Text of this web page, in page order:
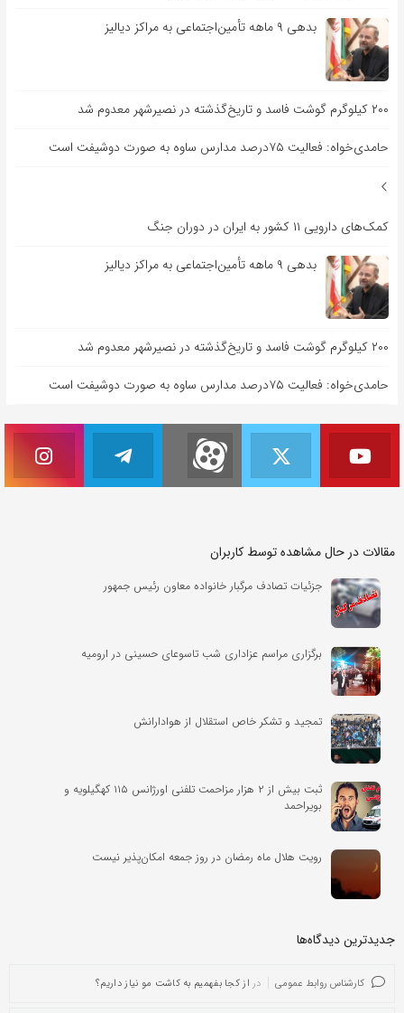
بدهی ۹ ماهه تأمین‌اجتماعی به مراکز دیالیز
۲۰۰ کیلوگرم گوشت فاسد و تاریخ‌گذشته در نصیرشهر معدوم شد
حامدی‌خواه: فعالیت ۷۵درصد مدارس ساوه به صورت دوشیفت است
کمک‌های دارویی ۱۱ کشور به ایران در دوران جنگ
بدهی ۹ ماهه تأمین‌اجتماعی به مراکز دیالیز
۲۰۰ کیلوگرم گوشت فاسد و تاریخ‌گذشته در نصیرشهر معدوم شد
حامدی‌خواه: فعالیت ۷۵درصد مدارس ساوه به صورت دوشیفت است
مقالات در حال مشاهده توسط کاربران
جزئیات تصادف مرگبار خانواده‌ معاون رئیس جمهور
برگزاری مراسم عزاداری شب تاسوعای حسینی در ارومیه
تمجید و تشکر خاص استقلال از هوادارانش
ثبت بیش از ۲ هزار مزاحمت تلفنی اورژانس ۱۱۵ کهگیلویه و
بویراحمد
رویت هلال ماه رمضان در روز جمعه امکان‌پذیر نیست
جدیدترین دیدگاه‌‌ها
کارشناس روابط عمومی در از کجا بفهمیم به کاشت مو نیاز داریم؟